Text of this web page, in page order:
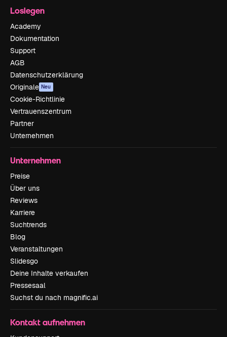
Loslegen
Academy
Dokumentation
Support
AGB
Datenschutzerklärung
Originale Neu
Cookie-Richtlinie
Vertrauenszentrum
Partner
Unternehmen
Unternehmen
Preise
Über uns
Reviews
Karriere
Suchtrends
Blog
Veranstaltungen
Slidesgo
Deine Inhalte verkaufen
Pressesaal
Suchst du nach magnific.ai
Kontakt aufnehmen